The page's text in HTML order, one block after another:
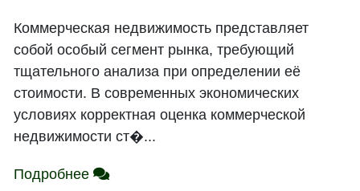
Коммерческая недвижимость представляет
собой особый сегмент рынка, требующий
тщательного анализа при определении её
стоимости. В современных экономических
условиях корректная оценка коммерческой
недвижимости ст�...
Подробнее